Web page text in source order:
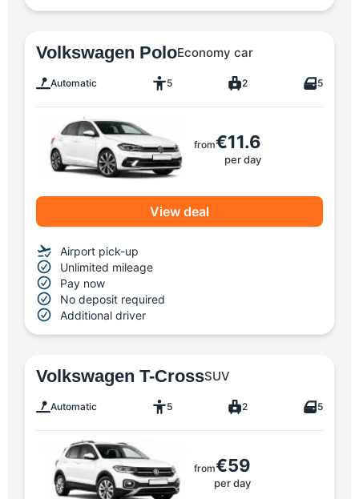
Volkswagen PoloEconomy car
Automatic 5 2 5
from€11.6
per day
View deal
Airport pick-up
Unlimited mileage
Pay now
No deposit required
Additional driver
Volkswagen T-CrossSUV
Automatic 5 2 5
from€59
per day